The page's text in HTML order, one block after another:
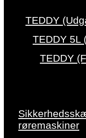
TEDDY
TEDDY 5L
TEDDY
røremaskiner